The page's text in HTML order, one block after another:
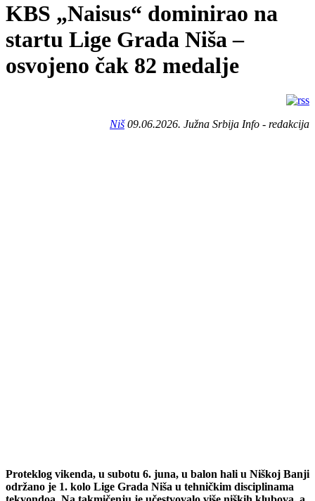
KBS „Naisus“ dominirao na
startu Lige Grada Niša –
osvojeno čak 82 medalje
Niš09.06.2026. Južna Srbija Info - redakcija
Proteklog vikenda, u subotu 6. juna, u balon hali u Niškoj Banji
održano je 1. kolo Lige Grada Niša u tehničkim disciplinama